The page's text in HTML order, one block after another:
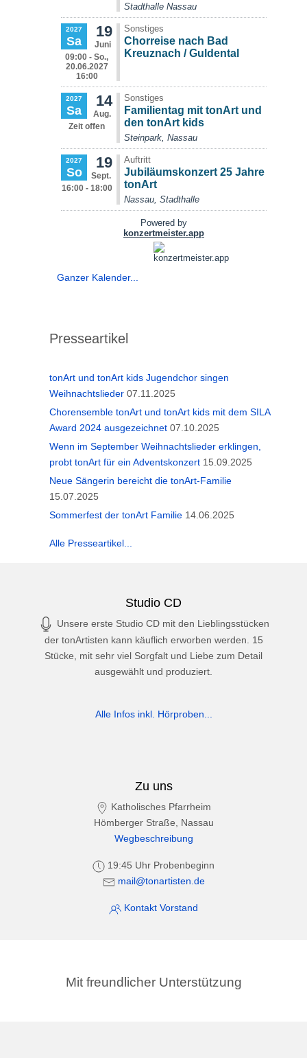
Ganzer Kalender...
Presseartikel
tonArt und tonArt kids Jugendchor singen
Weihnachtslieder 07.11.2025
Chorensemble tonArt und tonArt kids mit dem SILA
Award 2024 ausgezeichnet 07.10.2025
Wenn im September Weihnachtslieder erklingen,
probt tonArt für ein Adventskonzert 15.09.2025
Neue Sängerin bereicht die tonArt-Familie
15.07.2025
Sommerfest der tonArt Familie 14.06.2025
Alle Presseartikel...
Studio CD
Unsere erste Studio CD mit den Lieblingsstücken
der tonArtisten kann käuflich erworben werden. 15
Stücke, mit sehr viel Sorgfalt und Liebe zum Detail
ausgewählt und produziert.
Alle Infos inkl. Hörproben...
Zu uns
Katholisches Pfarrheim
Hömberger Straße, Nassau
Wegbeschreibung
19:45 Uhr Probenbeginn
mail@tonartisten.de
Kontakt Vorstand
Mit freundlicher Unterstützung